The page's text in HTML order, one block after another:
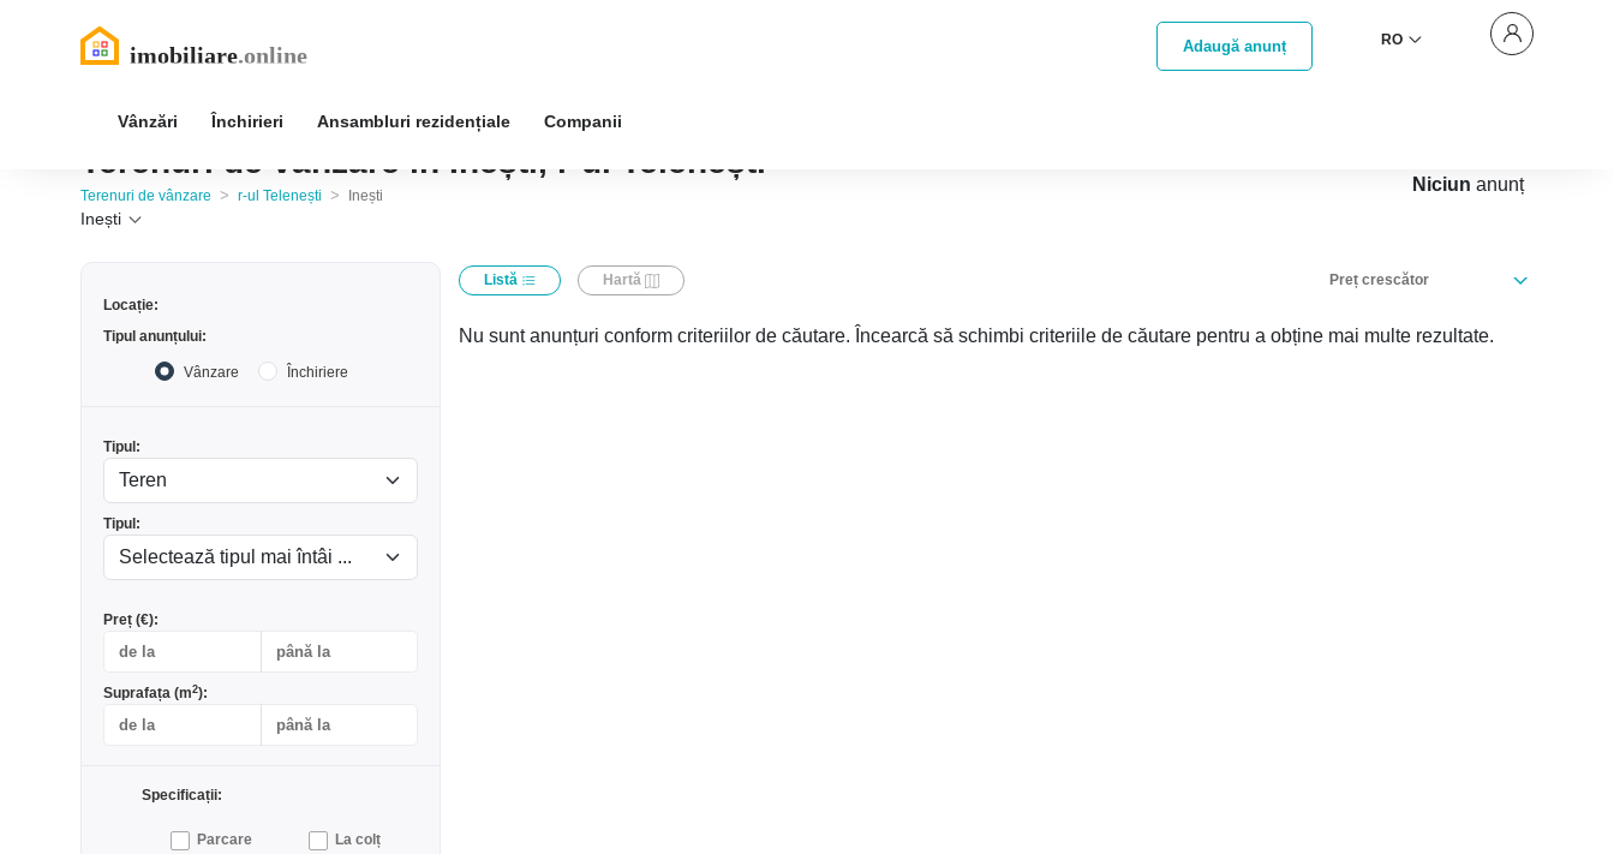
Adaugă anunț RO
Vânzări Închirieri Ansambluri rezidențiale Companii
Terenuri de vânzare în Inești, r-ul Telenești
Terenuri de vânzare > r-ul Telenești > Inești
Inești
Niciun anunț
Locație:
Tipul anunțului:
Vânzare Închiriere
Tipul:
Tipul:
Preț (€):
Suprafața (m2):
Specificații:
Parcare La colț
Listă Hartă Preț crescător
Nu sunt anunțuri conform criteriilor de căutare. Încearcă să schimbi criteriile de căutare pentru a obține mai multe rezultate.